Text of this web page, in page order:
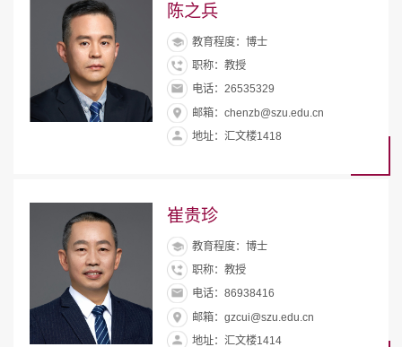
陈之兵
教育程度：博士
职称：教授
电话：26535329
邮箱：chenzb@szu.edu.cn
地址：汇文楼1418
崔贵珍
教育程度：博士
职称：教授
电话：86938416
邮箱：gzcui@szu.edu.cn
地址：汇文楼1414